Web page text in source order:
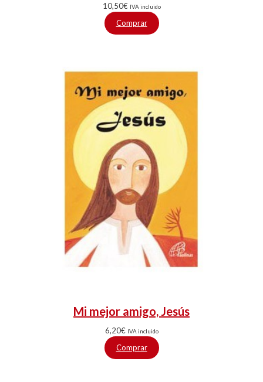
10,50€ IVA incluido
Comprar
Mi mejor amigo, Jesús
6,20€ IVA incluido
Comprar